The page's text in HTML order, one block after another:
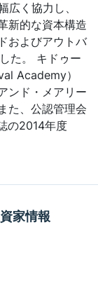
広く協力し、
新的な資本構造
およびアウトバ
た。 キドゥー
Academy）
ンド・メアリー
た、公認管理会
の2014年度
家情報